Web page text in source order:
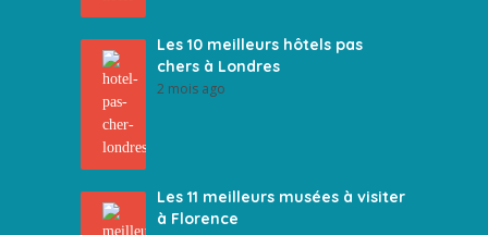
Les 10 meilleurs hôtels pas
chers à Londres
2 mois ago
Les 11 meilleurs musées à visiter
à Florence